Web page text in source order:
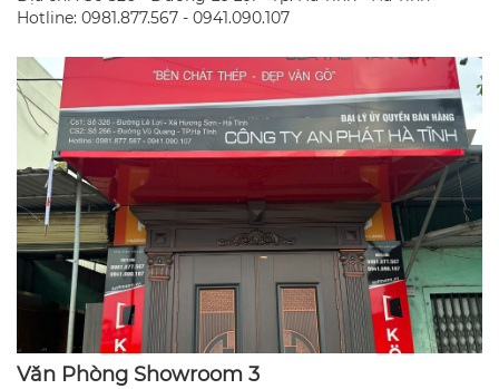
​Hotline: 0981.877.567 - 0941.090.107
Văn Phòng Showroom 3